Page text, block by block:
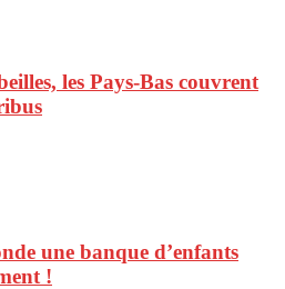
les Pays-Bas couvrent
une banque d’enfants
!